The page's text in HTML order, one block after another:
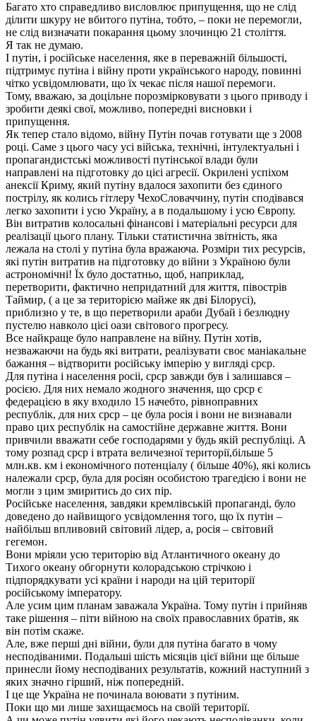
Багато хто справедливо висловлює припущення, що не слід
ділити шкуру не вбитого путіна, тобто, – поки не перемогли,
не слід визначати покарання цьому злочинцю 21 століття.
Я так не думаю.
І путін, і російське населення, яке в переважній більшості,
підтримує путіна і війну проти українського народу, повинні
чітко усвідомлювати, що їх чекає після нашої перемоги.
Тому, вважаю, за доцільне порозмірковувати з цього приводу і
зробити деякі свої, можливо, попередні висновки і
припущення.
Як тепер стало відомо, війну Путін почав готувати ще з 2008
році. Саме з цього часу усі війська, технічні, інтулектуальні і
пропагандистські можливості путінської влади були
направлені на підготовку до цієі агресії. Окрилені успіхом
анексії Криму, який путіну вдалося захопити без єдиного
пострілу, як колись гітлеру ЧехоСловаччину, путін сподівався
легко захопити і усю Україну, а в подальшому і усю Європу.
Він витратив колосальні фінансові і матеріальні ресурси для
реалізації цього плану. Тільки статистична звітність, яка
лежала на столі у путіна була вражаюча. Розміри тих ресурсів,
які путін витратив на підготовку до війни з Україною були
астрономічні! Їх було достатньо, щоб, наприклад,
перетворити, фактично непридатний для життя, півострів
Таймир, ( а це за територією майже як дві Білорусі),
приблизно у те, в що перетворили араби Дубай і безлюдну
пустелю навколо цієі оази світового прогресу.
Все найкраще було направлене на війну. Путін хотів,
незважаючи на будь які витрати, реалізувати своє маніакальне
бажання – відтворити російську імперію у вигляді срср.
Для путіна і населення росіі, срср завжди був і залишався –
росією. Для них немало жодного значення, що срср є
федерацією в яку входило 15 начебто, рівноправних
республік, для них срср – це була росія і вони не визнавали
право цих республік на самостійне державне життя. Вони
привчили вважати себе господарями у будь якій республіці. А
тому розпад срср і втрата величезної території,більше 5
млн.кв. км і економічного потенціалу ( більше 40%), які колись
належали срср, була для росіян особистою трагедією і вони не
могли з цим змиритись до сих пір.
Російське населення, завдяки кремлівській пропаганді, було
доведено до найвищого усвідомлення того, що їх путін –
найбільш впливовий світовий лідер, а, росія – світовий
гегемон.
Вони мріяли усю територію від Атлантичного океану до
Тихого океану обгорнути колорадською стрічкою і
підпорядкувати усі країни і народи на цій території
російському імператору.
Але усим цим планам заважала Україна. Тому путін і прийняв
таке рішення – піти війною на своїх православних братів, як
він потім скаже.
Але, вже перші дні війни, були для путіна багато в чому
несподіваними. Подальші шість місяців цієї війни ще більше
принесли йому несподіваних результатів, кожний наступний з
яких значно гірший, ніж попередній.
І це ще Україна не починала воювати з путіним.
Поки що ми лише захищаємось на своїй території.